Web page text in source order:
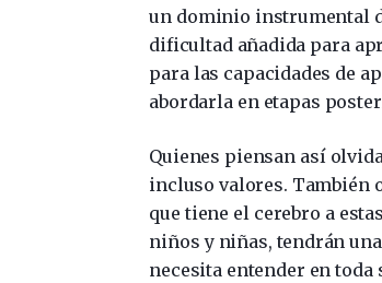
un dominio instrumental
dificultad añadida para
para las capacidades de
abordarla en etapas
Quienes piensan así
incluso valores. También
que tiene el cerebro a
niños y niñas, tendrán
necesita entender en